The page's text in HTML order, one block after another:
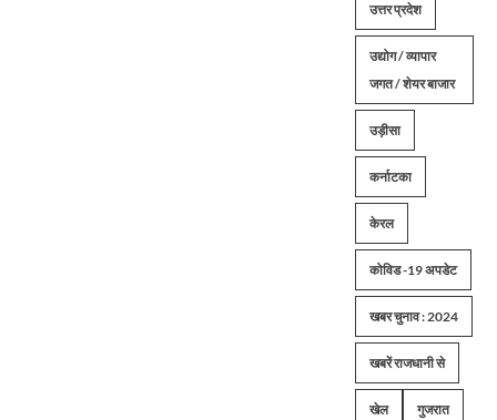
उत्तर प्रदेश
उद्योग / व्यापार
जगत / शेयर बाजार
उड़ीसा
कर्नाटका
केरल
कोविड -19 अपडेट
खबर चुनाव : 2024
खबरें राजधानी से
खेल गुजरात